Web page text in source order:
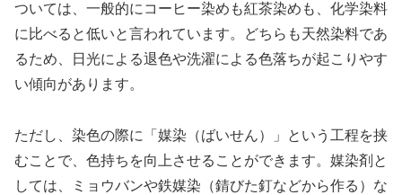
ついては、一般的にコーヒー染めも紅茶染めも、化学染料
に比べると低いと言われています。どちらも天然染料であ
るため、日光による退色や洗濯による色落ちが起こりやす
い傾向があります。
ただし、染色の際に「媒染（ばいせん）」という工程を挟
むことで、色持ちを向上させることができます。媒染剤と
しては、ミョウバンや鉄媒染（錆びた釘などから作る）な